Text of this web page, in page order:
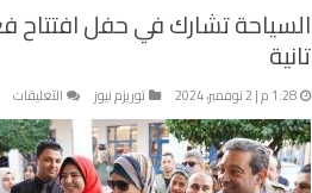
السياحة تشارك في حفل افتتاح
تانية
1:28 م | 2 نوفمبر، 2024 توريزم نيوز التعليقات